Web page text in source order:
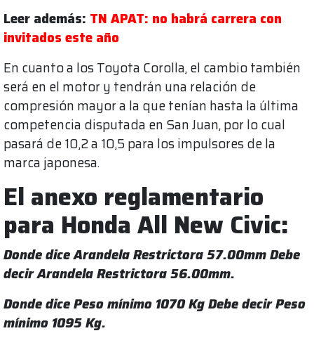
Leer además: TN APAT: no habrá carrera con
invitados este año
En cuanto a los Toyota Corolla, el cambio también
será en el motor y tendrán una relación de
compresión mayor a la que tenían hasta la última
competencia disputada en San Juan, por lo cual
pasará de 10,2 a 10,5 para los impulsores de la
marca japonesa.
El anexo reglamentario
para Honda All New Civic:
Donde dice Arandela Restrictora 57.00mm Debe
decir Arandela Restrictora 56.00mm.
Donde dice Peso mínimo 1070 Kg Debe decir Peso
mínimo 1095 Kg.